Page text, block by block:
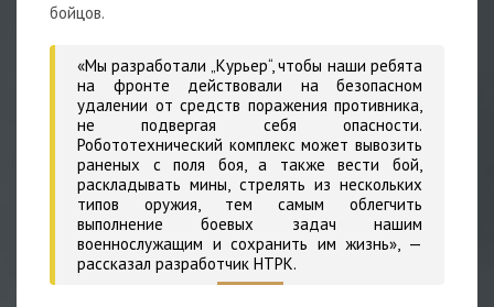
бойцов.
«Мы разработали „Курьер“, чтобы наши ребята
на фронте действовали на безопасном
удалении от средств поражения противника,
не подвергая себя опасности.
Робототехнический комплекс может вывозить
раненых с поля боя, а также вести бой,
раскладывать мины, стрелять из нескольких
типов оружия, тем самым облегчить
выполнение боевых задач нашим
военнослужащим и сохранить им жизнь»,
—
рассказал разработчик НТРК.